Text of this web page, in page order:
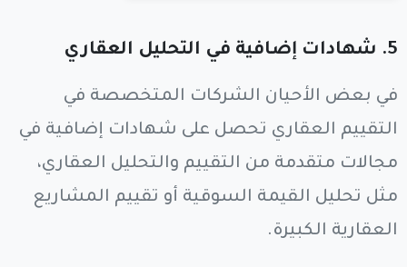
5. شهادات إضافية في التحليل العقاري
في بعض الأحيان الشركات المتخصصة في
التقييم العقاري تحصل على شهادات إضافية في
مجالات متقدمة من التقييم والتحليل العقاري،
مثل تحليل القيمة السوقية أو تقييم المشاريع
العقارية الكبيرة.